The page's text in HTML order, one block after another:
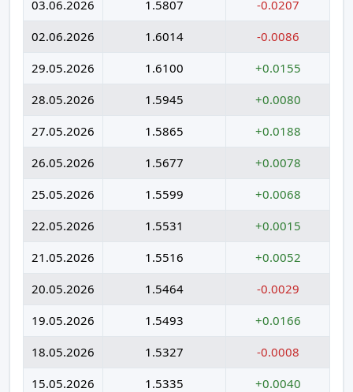
03.06.2026
1.5807
-0.0207
02.06.2026
1.6014
-0.0086
29.05.2026
1.6100
+0.0155
28.05.2026
1.5945
+0.0080
27.05.2026
1.5865
+0.0188
26.05.2026
1.5677
+0.0078
25.05.2026
1.5599
+0.0068
22.05.2026
1.5531
+0.0015
21.05.2026
1.5516
+0.0052
20.05.2026
1.5464
-0.0029
19.05.2026
1.5493
+0.0166
18.05.2026
1.5327
-0.0008
15.05.2026
1.5335
+0.0040